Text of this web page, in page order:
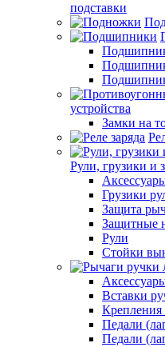
подставки
устройства
Замки на
Рули, грузики и
Грузики
Защита
Защитные
Рули
Стойки
Вставки
Крепления
Педали
Педали